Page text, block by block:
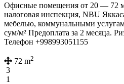
Офисные помещения от 20 — 72
налоговая инспекция, NBU
мебелью, коммунальными
сум/м² Предоплата за 2 месяца.
Телефон +998993051155
72 m2
3
1